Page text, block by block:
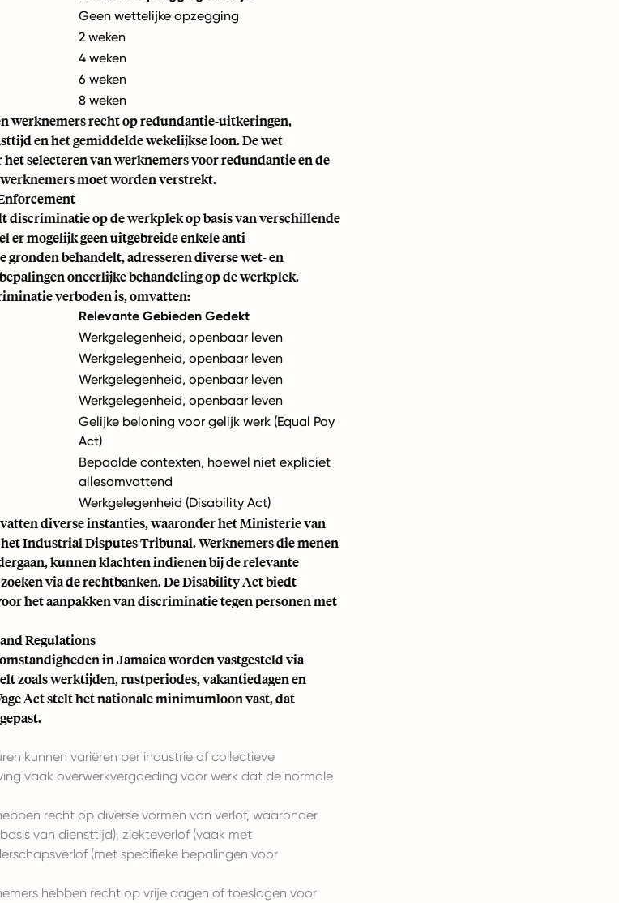
Geen wettelijke opzegging
2 weken
4 weken
6 weken
8 weken
werknemers recht op redundantie-uitkeringen,
en het gemiddelde wekelijkse loon. De wet
selecteren van werknemers voor redundantie en de
moet worden verstrekt.
discriminatie op de werkplek op basis van verschillende
er mogelijk geen uitgebreide enkele anti-
behandelt, adresseren diverse wet- en
oneerlijke behandeling op de werkplek.
verboden is, omvatten:
Relevante Gebieden Gedekt
Werkgelegenheid, openbaar leven
Werkgelegenheid, openbaar leven
Werkgelegenheid, openbaar leven
Werkgelegenheid, openbaar leven
Gelijke beloning voor gelijk werk (Equal Pay
Act)
Bepaalde contexten, hoewel niet expliciet
allesomvattend
Werkgelegenheid (Disability Act)
diverse instanties, waaronder het Ministerie van
Industrial Disputes Tribunal. Werknemers die menen
kunnen klachten indienen bij de relevante
via de rechtbanken. De Disability Act biedt
het aanpakken van discriminatie tegen personen met
Regulations
in Jamaica worden vastgesteld via
zoals werktijden, rustperiodes, vakantiedagen en
Act stelt het nationale minimumloon vast, dat
kunnen variëren per industrie of collectieve
vaak overwerkvergoeding voor werk dat de normale
recht op diverse vormen van verlof, waaronder
van diensttijd), ziekteverlof (vaak met
(met specifieke bepalingen voor
hebben recht op vrije dagen of toeslagen voor